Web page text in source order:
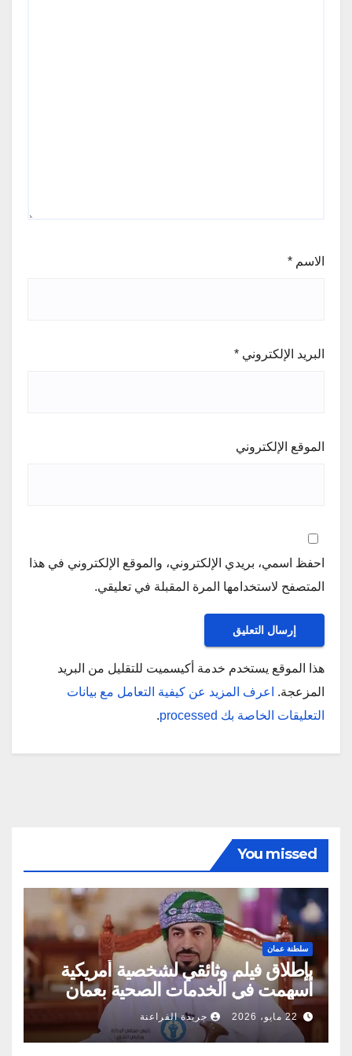
الاسم *
البريد الإلكتروني *
الموقع الإلكتروني
احفظ اسمي، بريدي الإلكتروني، والموقع الإلكتروني في هذا
المتصفح لاستخدامها المرة المقبلة في تعليقي.
هذا الموقع يستخدم خدمة أكيسميت للتقليل من البريد
المزعجة.
اعرف المزيد عن كيفية التعامل مع بيانات
التعليقات الخاصة بك processed
.
You missed
سلطنة عمان
بإطلاق فيلم وثائقي لشخصية أمريكية
أسهمت في الخدمات الصحية بعمان
22 مايو، 2026 جريدة الفراعنة